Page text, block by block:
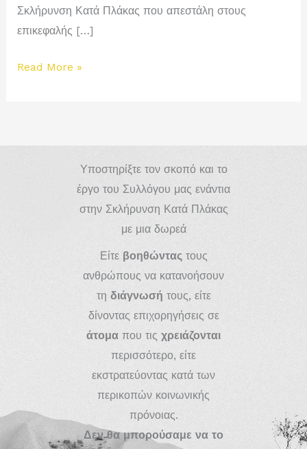
Σκλήρυνση Κατά Πλάκας που απεστάλη στους
επικεφαλής […]
Υπόμνημα
Read More »
Υποστηρίξτε τον σκοπό και το
έργο του Συλλόγου μας ενάντια
στην Σκλήρυνση Κατά Πλάκας
με μια δωρεά
Είτε βοηθώνταςτους
ανθρώπους να κατανοήσουν
τη διάγνωσή τους, είτε
δίνοντας επιχορηγήσεις σε
άτομα που τις χρειάζονται
περισσότερο, είτε
εκστρατεύοντας κατά των
περικοπών κοινωνικής
πρόνοιας.
Δεν θα μπορούσαμε να το